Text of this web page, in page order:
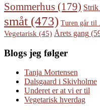
Sommerhus (179) Strik
småt (473) Turen går til
Vegetarisk (45) Årets gang
Blogs jeg følger
Tanja Mortensen
Dalsgaard i Skivholme
Underet er at vi er til
Vegetarisk hverdag